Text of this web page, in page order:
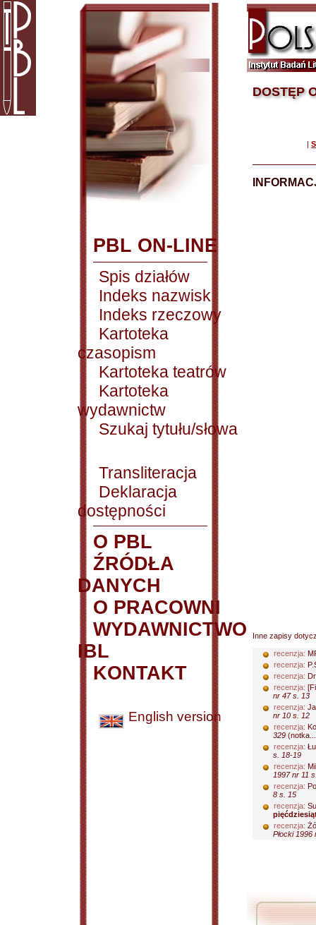
PBL ON-LINE
Spis działów
Indeks nazwisk
Indeks rzeczowy
Kartoteka
czasopism
Kartoteka teatrów
Kartoteka
wydawnictw
Szukaj tytułu/słowa
Transliteracja
Deklaracja
dostępności
O PBL
ŹRÓDŁA
DANYCH
O PRACOWNI
WYDAWNICTWO
IBL
KONTAKT
English version
DOSTĘP
|
Inne zapisy
recenzja:
recenzja:
recenzja:
recenzja:
nr 47 s. 13
recenzja:
nr 10 s. 12
recenzja:
329
recenzja:
s. 18-19
recenzja:
1997 nr 11
recenzja:
8 s. 15
recenzja:
recenzja:
Płocki 1996